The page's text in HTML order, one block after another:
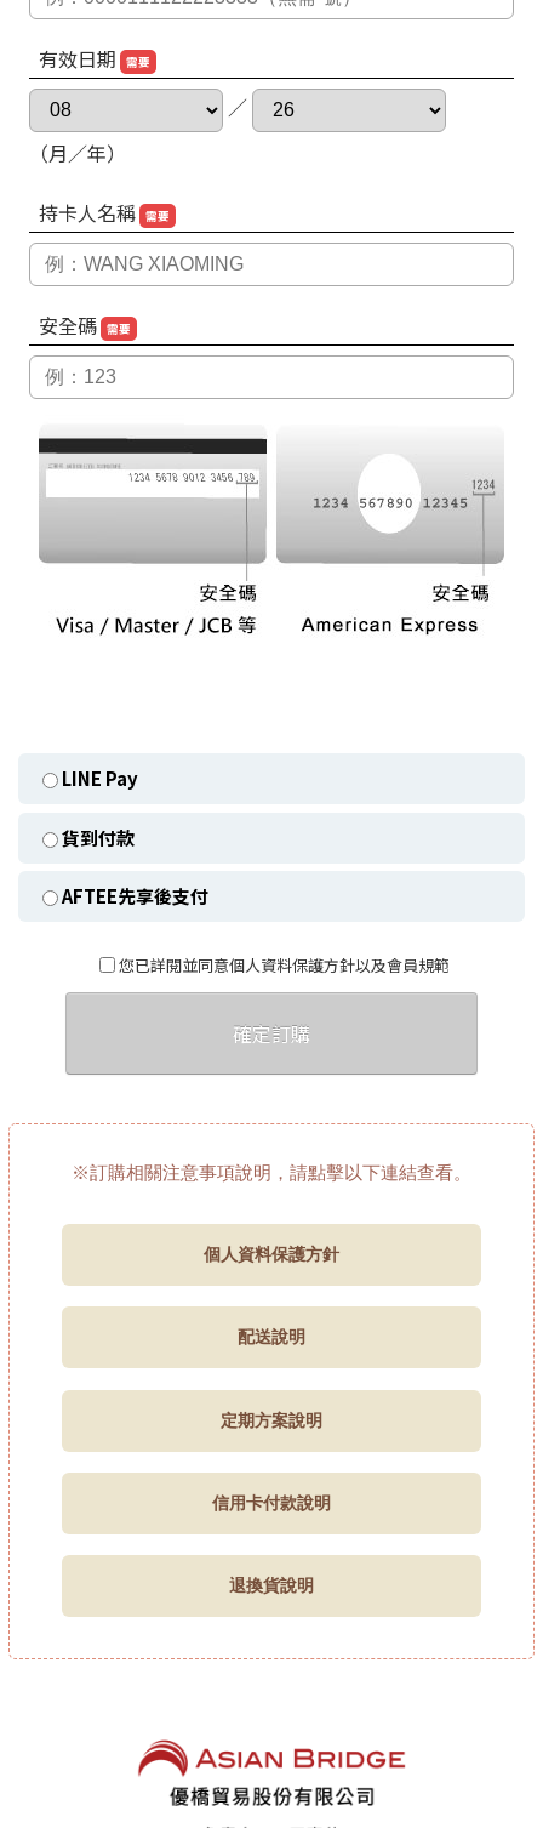
有效日期 需要
／
（月／年）
持卡人名稱 需要
安全碼 需要
LINE Pay
貨到付款
AFTEE先享後支付
您已詳閱並同意個人資料保護方針以及會員規範
確定訂購
※訂購相關注意事項說明，請點擊以下連結查看。
個人資料保護方針
配送說明
定期方案說明
信用卡付款說明
退換貨說明